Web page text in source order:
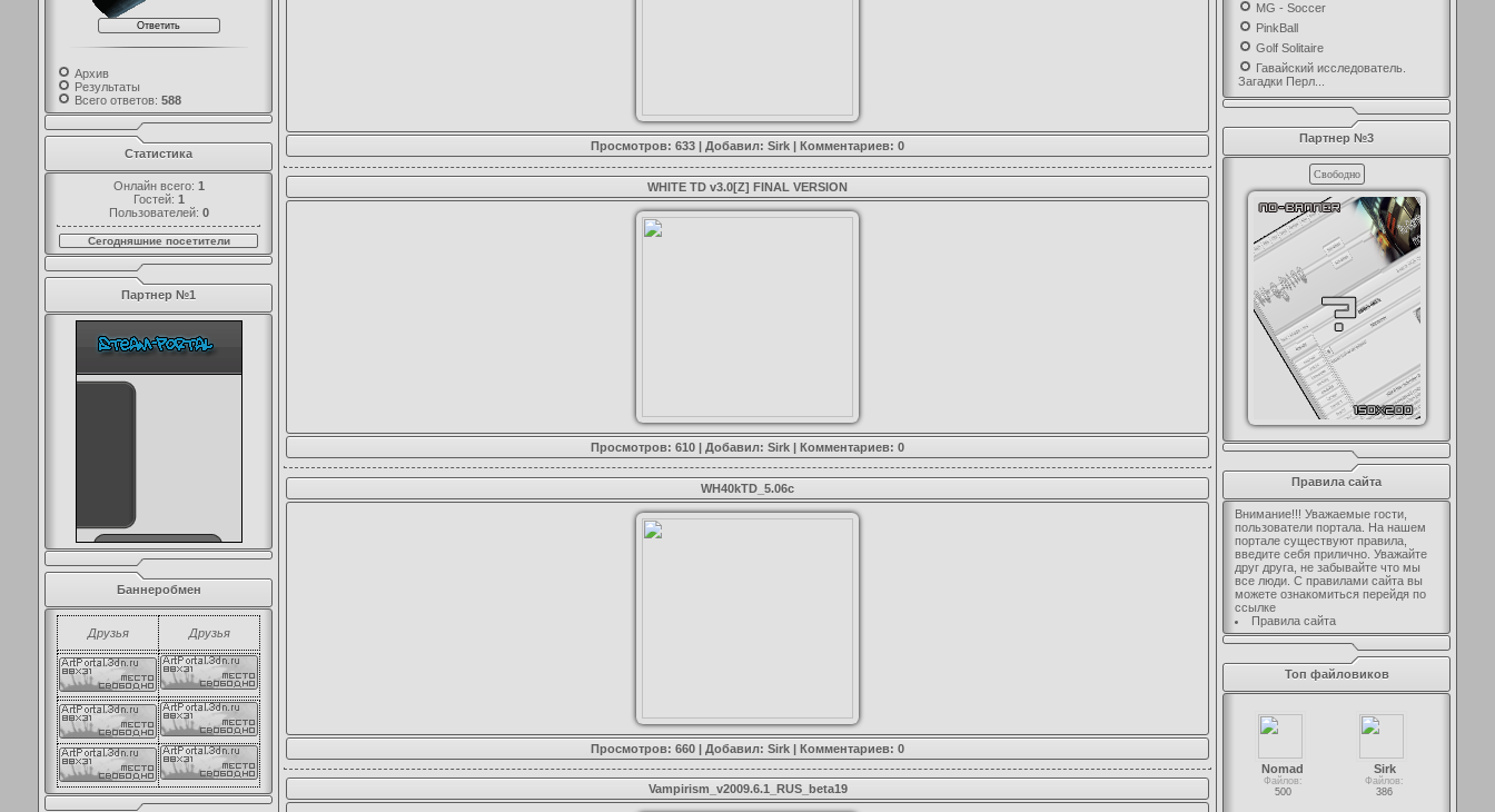
Архив
Результаты
Всего ответов: 588
Статистика
Онлайн всего: 1
Гостей: 1
Пользователей: 0
Сегодняшние посетители
Партнер №1
Баннеробмен
Друзья Друзья
Просмотров: 633 | Добавил: Sirk Комментариев: 0
WHITE TD v3.0[Z] FINAL VERSION
Просмотров: 610 | Добавил: Sirk | Комментариев: 0
WH40kTD_5.06c
Просмотров: 660 | Добавил: Sirk | Комментариев: 0
Vampirism_v2009.6.1_RUS_beta19
MG - Soccer
PinkBall
Golf Solitaire
Гавайский исследователь.
Загадки Перл...
Партнер №3
Свободно
Правила сайта
Внимание!!! Уважаемые гости,
пользователи портала. На нашем
портале существуют правила,
введите себя прилично. Уважайте
друг друга, не забывайте что мы
все люди. С правилами сайта вы
можете ознакомиться перейдя по
ссылке
Правила сайта
Топ файловиков
Nomad
Файлов:
500
Sirk
Файлов:
386